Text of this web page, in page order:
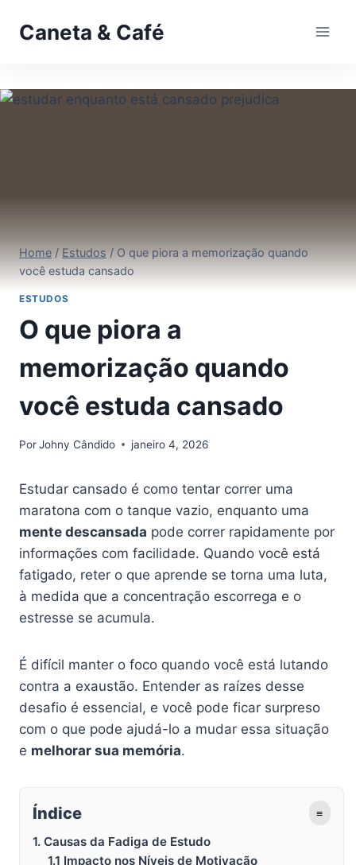
paraCaneta & Café
Home / Estudos / O que piora a memorização quando
você estuda cansado
ESTUDOS
O que piora a
memorização quando
você estuda cansado
PorJohny Cândido janeiro 4, 2026
Estudar cansado é como tentar correr uma
maratona com o tanque vazio, enquanto uma
mente descansada pode correr rapidamente por
informações com facilidade. Quando você está
fatigado, reter o que aprende se torna uma luta,
à medida que a concentração escorrega e o
estresse se acumula.
É difícil manter o foco quando você está lutando
contra a exaustão. Entender as raízes desse
desafio é essencial, e você pode ficar surpreso
com o que pode ajudá-lo a mudar essa situação
e melhorar sua memória.
Índice ≡
1. Causas da Fadiga de Estudo
1.1 Impacto nos Níveis de Motivação